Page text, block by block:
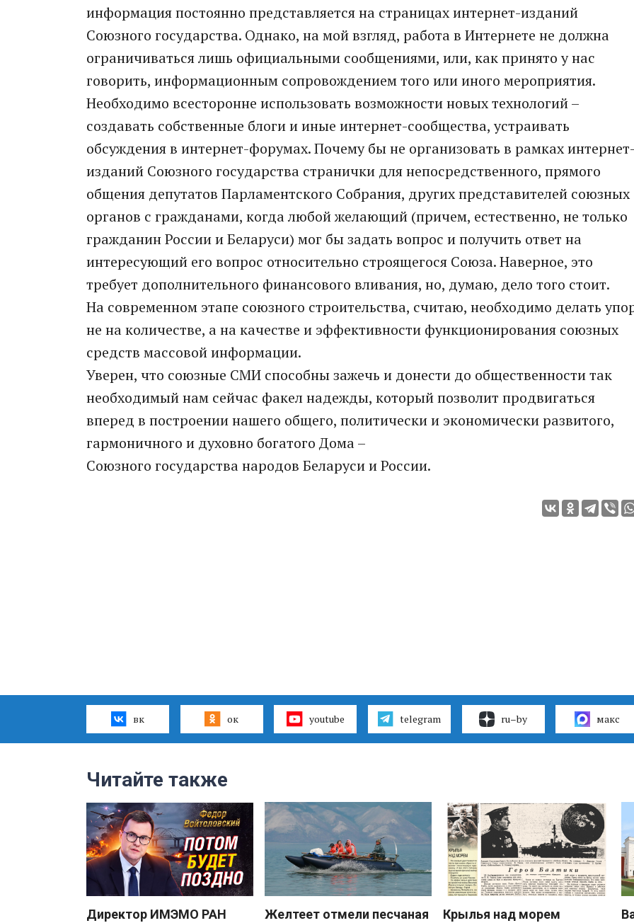
информация постоянно представляется на страницах интернет-изданий
Союзного государства. Однако, на мой взгляд, работа в Интернете не должна
ограничиваться лишь официальными сообщениями, или, как принято у нас
говорить, информационным сопровождением того или иного мероприятия.
Необходимо всесторонне использовать возможности новых технологий –
создавать собственные блоги и иные интернет-сообщества, устраивать
обсуждения в интернет-форумах. Почему бы не организовать в рамках интернет-
изданий Союзного государства странички для непосредственного, прямого
общения депутатов Парламентского Собрания, других представителей союзных
органов с гражданами, когда любой желающий (причем, естественно, не только
гражданин России и Беларуси) мог бы задать вопрос и получить ответ на
интересующий его вопрос относительно строящегося Союза. Наверное, это
требует дополнительного финансового вливания, но, думаю, дело того стоит.
На современном этапе союзного строительства, считаю, необходимо делать
не на количестве, а на качестве и эффективности функционирования союзных
средств массовой информации.
Уверен, что союзные СМИ способны зажечь и донести до общественности так
необходимый нам сейчас факел надежды, который позволит продвигаться
вперед в построении нашего общего, политически и экономически развитого,
гармоничного и духовно богатого Дома –
Союзного государства народов Беларуси и России.
вк ок youtube telegram ru–by макс
Читайте также
Директор ИМЭМО РАН
Желтеет отмели песчаная
Крылья над морем